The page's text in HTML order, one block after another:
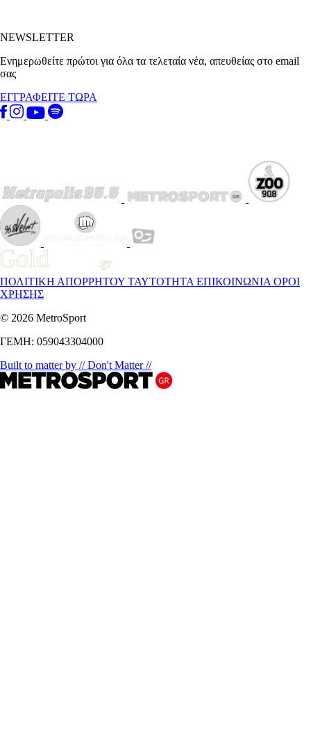
NEWSLETTER
Ενημερωθείτε πρώτοι για όλα τα τελεταία νέα, απευθείας στο email
σας
ΕΓΓΡΑΦΕΙΤΕ ΤΩΡΑ
ΠΟΛΙΤΙΚΗ ΑΠΟΡΡΗΤΟΥ ΤΑΥΤΟΤΗΤΑ ΕΠΙΚΟΙΝΩΝΙΑ ΟΡΟΙ
ΧΡΗΣΗΣ
© 2026 MetroSport
ΓΕΜΗ: 059043304000
Built to matter by // Don't Matter //